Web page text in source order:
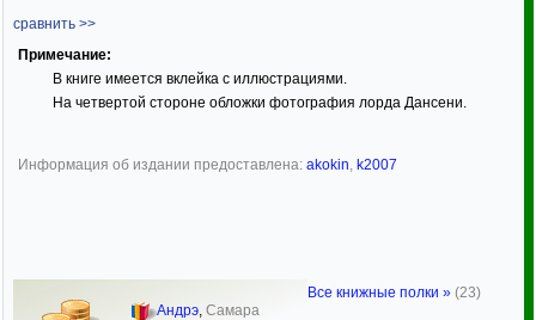
сравнить >>
Примечание:
В книге имеется вклейка с иллюстрациями.
На четвертой стороне обложки фотография лорда Дансени.
Информация об издании предоставлена: akokin, k2007
Андрэ, Самара
Все книжные полки » (23)